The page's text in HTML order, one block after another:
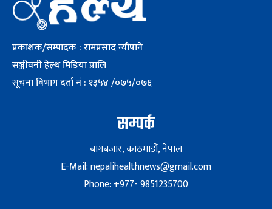
प्रकाशक/सम्पादक : रामप्रसाद न्यौपाने
सञ्जीवनी हेल्थ मिडिया प्रालि
सूचना विभाग दर्ता नं : १३५४ /०७५/०७६
सम्पर्क
बागबजार, काठमाडौं, नेपाल
E-Mail: nepalihealthnews@gmail.com
Phone: +977- 9851235700